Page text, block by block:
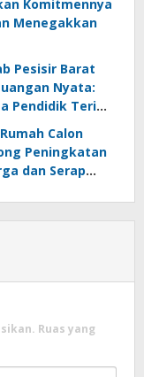
Komitmennya
Menegakkan
Pesisir Barat
Nyata:
Pendidik Terima
Calon
Peningkatan
dan Serap
Ruas yang